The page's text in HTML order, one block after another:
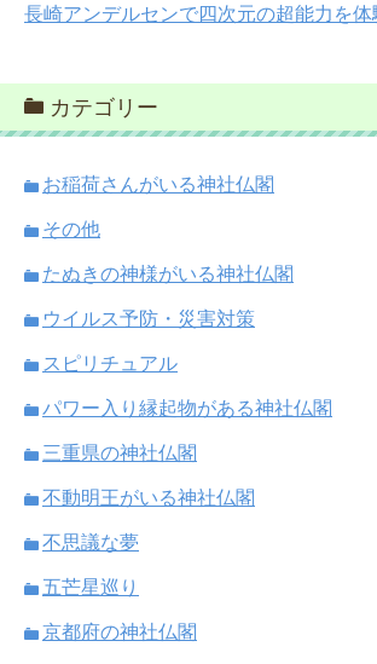
長崎アンデルセンで四次元の超能力を体
カテゴリー
お稲荷さんがいる神社仏閣
その他
たぬきの神様がいる神社仏閣
ウイルス予防・災害対策
スピリチュアル
パワー入り縁起物がある神社仏閣
三重県の神社仏閣
不動明王がいる神社仏閣
不思議な夢
五芒星巡り
京都府の神社仏閣